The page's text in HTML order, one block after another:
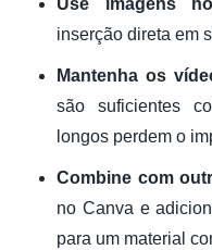
Use imagens
inserção direta em
Mantenha os
são suficientes
longos perdem o
Combine com
no Canva e
para um material